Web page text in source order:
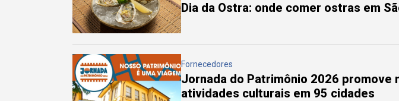
Dia da Ostra: onde comer ostras em
Fornecedores
Jornada do Patrimônio 2026 promove
atividades culturais em 95 cidades